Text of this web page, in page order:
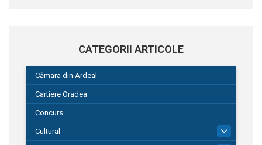
CATEGORII ARTICOLE
Cămara din Ardeal
Cartiere Oradea
Concurs
Cultural